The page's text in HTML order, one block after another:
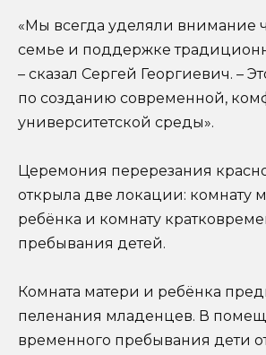
«Мы всегда уделяли внимание
семье и поддержке
– сказал Сергей Георгиевич. –
по созданию современной,
университетской среды».
Церемония перерезания
открыла две локации: комнату
ребёнка и комнату
пребывания детей.
Комната матери и ребёнка
пеленания младенцев. В
временного пребывания дети